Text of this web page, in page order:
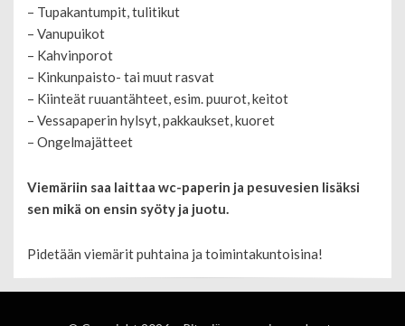
– Tupakantumpit, tulitikut
– Vanupuikot
– Kahvinporot
– Kinkunpaisto- tai muut rasvat
– Kiinteät ruuantähteet, esim. puurot, keitot
– Vessapaperin hylsyt, pakkaukset, kuoret
– Ongelmajätteet
Viemäriin saa laittaa wc-paperin ja pesuvesien lisäksi
sen mikä on ensin syöty ja juotu.
Pidetään viemärit puhtaina ja toimintakuntoisina!